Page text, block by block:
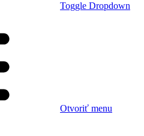
Toggle Dropdown
Otvoriť menu